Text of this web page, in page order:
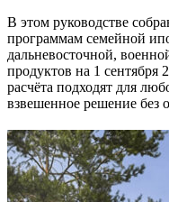
В этом руководстве
программам семейной
дальневосточной,
продуктов на 1
расчёта подходят для
взвешенное решение без